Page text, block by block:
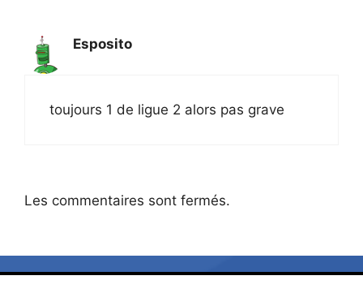
Esposito
toujours 1 de ligue 2 alors pas grave
Les commentaires sont fermés.